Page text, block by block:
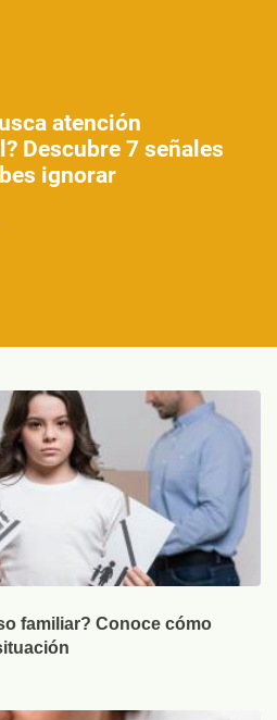
atención
Descubre 7 señales
ignorar
familiar? Conoce cómo